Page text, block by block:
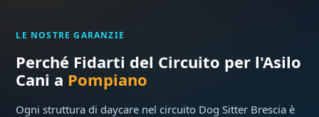
LE NOSTRE GARANZIE
Perché Fidarti del Circuito per l'Asilo
Cani a Pompiano
Ogni struttura di daycare nel circuito Dog Sitter Brescia è